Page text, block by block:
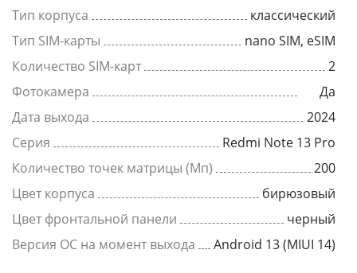
Тип корпуса
классический
Тип SIM-карты
nano SIM, eSIM
Количество SIM-карт
2
Фотокамера
Да
Дата выхода
2024
Серия
Redmi Note 13 Pro
Количество точек матрицы (Мп)
200
Цвет корпуса
бирюзовый
Цвет фронтальной панели
черный
Версия ОС на момент выхода
Android 13 (MIUI 14)